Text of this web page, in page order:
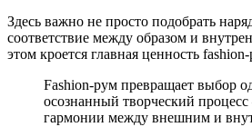
Здесь важно не просто подобрать
соответствие между образом и
этом кроется главная ценность
Fashion-рум превращает выбор
осознанный творческий
гармонии между внешним и